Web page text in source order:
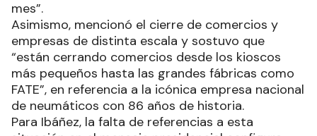
mes”.
Asimismo, mencionó el cierre de comercios y
empresas de distinta escala y sostuvo que
“están cerrando comercios desde los kioscos
más pequeños hasta las grandes fábricas como
FATE”, en referencia a la icónica empresa nacional
de neumáticos con 86 años de historia.
Para Ibáñez, la falta de referencias a esta